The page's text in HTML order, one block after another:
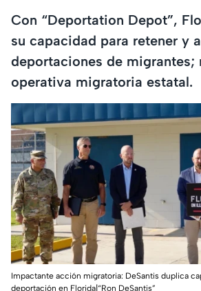
Con “Deportation Depot”,
su capacidad para retener y
deportaciones de migrantes;
operativa migratoria estatal.
Impactante acción migratoria: DeSantis duplica
deportación en Florida|“Ron DeSantis”